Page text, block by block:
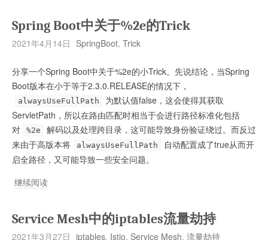
服
务
安
全
风
险
Spring Boot中关于%2e的Trick
2021年4月14日 SpringBoot, Trick
分享一个Spring Boot中关于%2e的小Trick。先说结论，当Spring
Boot版本在小于等于2.3.0.RELEASE的情况下，
alwaysUseFullPath
为默认值false，这会使得其获取
ServletPath，所以在路由匹配时相当于会进行路径标准化包括
对
%2e
解码以及处理跨目录，这可能导致身份验证绕过。而反过
来由于高版本将
alwaysUseFullPath
自动配置成了true从而开
启全路径，又可能导致一些安全问题。
继续阅读Spring
关
Service Mesh中的iptables流量劫持
2021年3月27日 iptables, Istio, Service Mesh, 流量劫持